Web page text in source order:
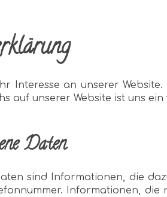
Interesse an unserer
auf unserer Website ist uns
Daten
sind Informationen, die
Informationen,